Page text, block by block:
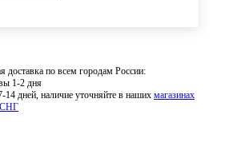
доставка по всем городам России:
1-2 дня
дней, наличие уточняйте в наших магазинах
СНГ